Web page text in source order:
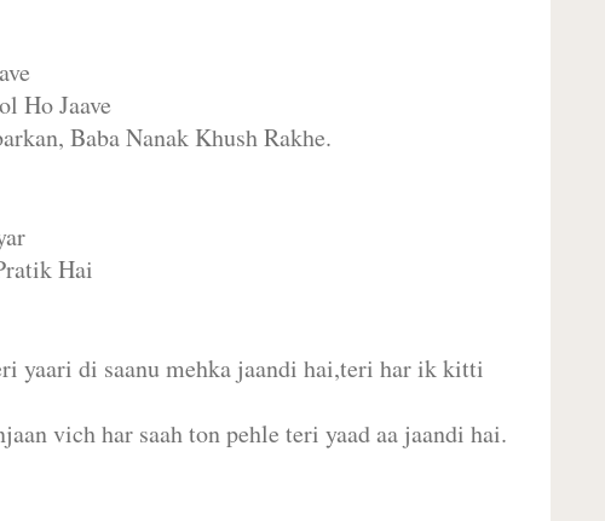
Ho Jaave
Baba Nanak Khush Rakhe.
Hai
yaari di saanu mehka jaandi hai,teri har ik kitti
vich har saah ton pehle teri yaad aa jaandi hai.